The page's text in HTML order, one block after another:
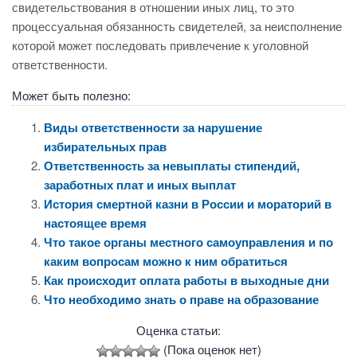
свидетельствования в отношении иных лиц, то это
процессуальная обязанность свидетелей, за неисполнение
которой может последовать привлечение к уголовной
ответственности.
Может быть полезно:
Виды ответственности за нарушение
избирательных прав
Ответственность за невыплаты стипендий,
заработных плат и иных выплат
История смертной казни в России и мораторий в
настоящее время
Что такое органы местного самоуправления и по
каким вопросам можно к ним обратиться
Как происходит оплата работы в выходные дни
Что необходимо знать о праве на образование
Оценка статьи:
(Пока оценок нет)